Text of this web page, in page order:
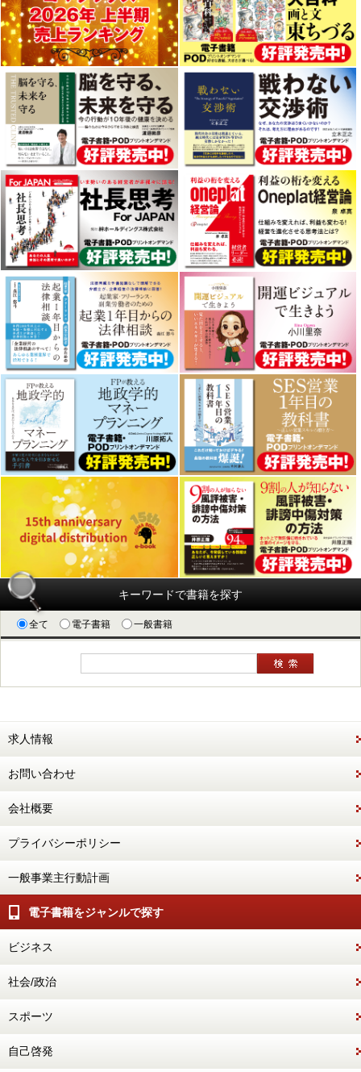
キーワードで書籍を探す
全て 電子書籍 一般書籍
求人情報
お問い合わせ
会社概要
プライバシーポリシー
一般事業主行動計画
電子書籍をジャンルで探す
ビジネス
社会/政治
スポーツ
自己啓発